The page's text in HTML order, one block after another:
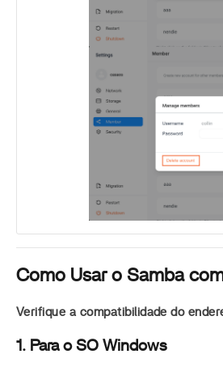
Como Usar o Samba
Verifique a compatibilidade do
1. Para o SO Windows